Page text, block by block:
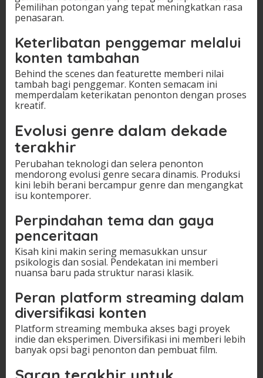
Pemilihan potongan yang tepat meningkatkan rasa
penasaran.
Keterlibatan penggemar melalui
konten tambahan
Behind the scenes dan featurette memberi nilai
tambah bagi penggemar. Konten semacam ini
memperdalam keterikatan penonton dengan proses
kreatif.
Evolusi genre dalam dekade
terakhir
Perubahan teknologi dan selera penonton
mendorong evolusi genre secara dinamis. Produksi
kini lebih berani bercampur genre dan mengangkat
isu kontemporer.
Perpindahan tema dan gaya
penceritaan
Kisah kini makin sering memasukkan unsur
psikologis dan sosial. Pendekatan ini memberi
nuansa baru pada struktur narasi klasik.
Peran platform streaming dalam
diversifikasi konten
Platform streaming membuka akses bagi proyek
indie dan eksperimen. Diversifikasi ini memberi lebih
banyak opsi bagi penonton dan pembuat film.